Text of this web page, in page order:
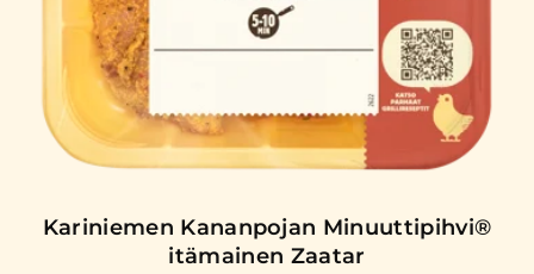
Kariniemen Kananpojan Minuuttipihvi®
itämainen Zaatar